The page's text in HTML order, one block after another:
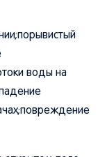
воды на